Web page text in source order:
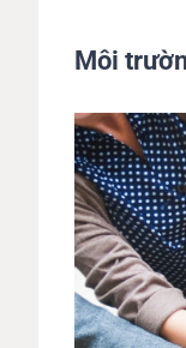
Môi
View
Larger
Image